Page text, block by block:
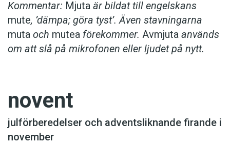
Kommentar: Mjuta är bildat till engelskans
mute, ’dämpa; göra tyst’. Även stavningarna
muta och mutea förekommer. Avmjuta används
om att slå på mikrofonen eller ljudet på nytt.
novent
julförberedelser och adventsliknande firande i
november